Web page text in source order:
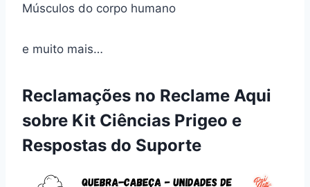
Músculos do corpo humano
e muito mais…
Reclamações no Reclame Aqui
sobre Kit Ciências Prigeo e
Respostas do Suporte